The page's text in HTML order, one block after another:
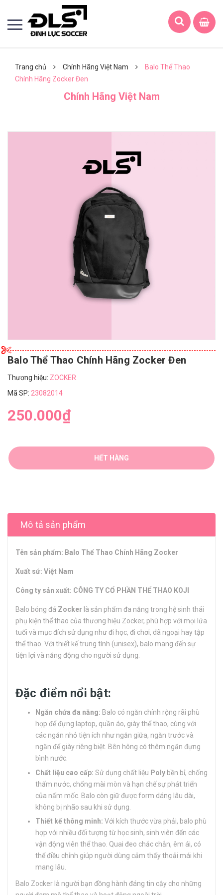
Trang chủ Chính Hãng Việt Nam
Balo Thể Thao
Chính Hãng Zocker Đen
Chính Hãng Việt Nam
Balo Thể Thao Chính Hãng Zocker Đen
Thương hiệu: ZOCKER
Mã SP: 23082014
250.000₫
HẾT HÀNG
Mô tả sản phẩm
Tên sản phẩm: Balo Thể Thao Chính Hãng Zocker
Xuất sứ: Việt Nam
Công ty sản xuất: CÔNG TY CỔ PHẦN THỂ THAO KOJI
Balo bóng đá Zocker là sản phẩm đa năng trong hệ sinh thái
phụ kiện thể thao của thương hiệu Zocker, phù hợp với mọi lứa
tuổi và mục đích sử dụng như đi học, đi chơi, dã ngoại hay tập
thể thao. Với thiết kế trung tính (unisex), balo mang đến sự
tiện lợi và năng động cho người sử dụng.
Đặc điểm nổi bật:
Ngăn chứa đa năng: Balo có ngăn chính rộng rãi phù
hợp để đựng laptop, quần áo, giày thể thao, cùng với
các ngăn nhỏ tiện ích như ngăn giữa, ngăn trước và
ngăn để giày riêng biệt. Bên hông có thêm ngăn đựng
bình nước.
Chất liệu cao cấp: Sử dụng chất liệu Poly bền bỉ, chống
thấm nước, chống mài mòn và hạn chế sự phát triển
của nấm mốc. Balo còn giữ được form dáng lâu dài,
không bị nhão sau khi sử dụng.
Thiết kế thông minh: Với kích thước vừa phải, balo phù
hợp với nhiều đối tượng từ học sinh, sinh viên đến các
vận động viên thể thao. Quai đeo chắc chắn, êm ái, có
thể điều chỉnh giúp người dùng cảm thấy thoải mái khi
mang lâu.
Balo Zocker là người bạn đồng hành đáng tin cậy cho những